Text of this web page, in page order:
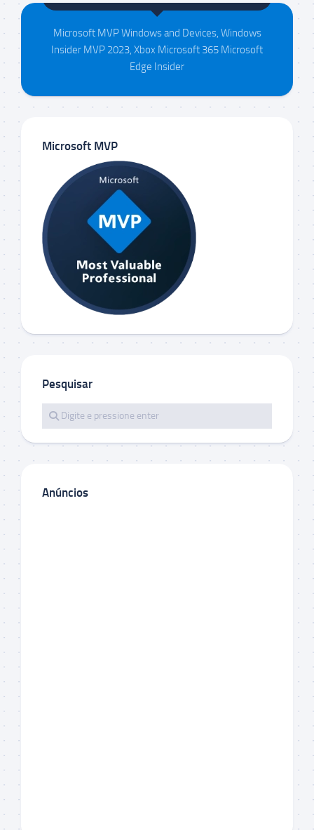
Microsoft MVP Windows and Devices, Windows
Insider MVP 2023, Xbox Microsoft 365 Microsoft
Edge Insider
Microsoft MVP
Pesquisar
Anúncios